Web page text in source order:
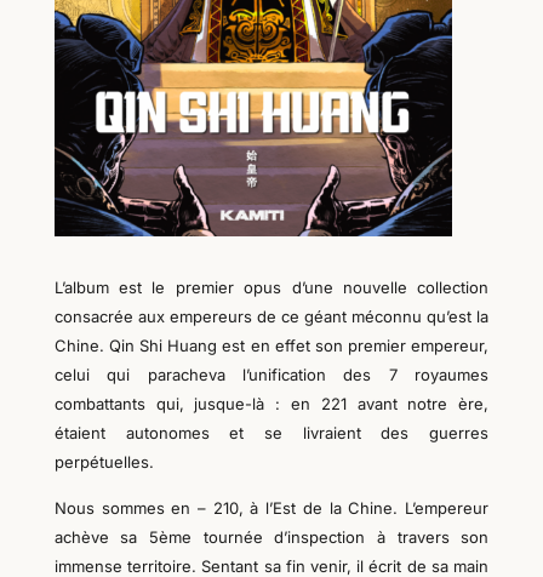
L’albumest le premier opus d’une nouvelle collection
consacrée aux empereurs de ce géant méconnu qu’est la
Chine. Qin Shi Huang est en effet son premier empereur,
celui qui paracheval’unification des 7 royaumes
combattants qui, jusque-là : en 221 avant notre ère,
étaient autonomes et se livraient desguerres
perpétuelles.
Nous sommes en – 210, à l’Est de la Chine. L’empereur
achève sa 5ème tournée d’inspection à travers son
immense territoire. Sentant sa fin venir, il écrit de sa main